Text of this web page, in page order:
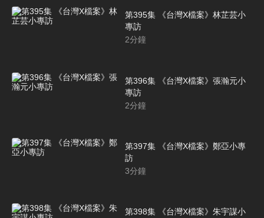
第395集 《台灣X檔案》林芷芸小
專訪
2分鐘
第396集 《台灣X檔案》張瀚元小
專訪
2分鐘
第397集 《台灣X檔案》鄭亞小專
訪
3分鐘
第398集 《台灣X檔案》朱宇謀小